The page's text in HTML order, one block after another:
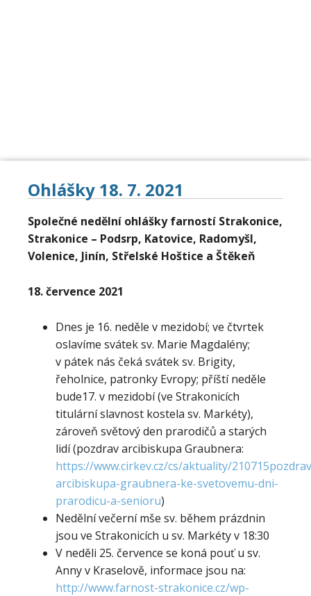
Ohlášky 18. 7. 2021
Společné nedělní ohlášky farností Strakonice,
Strakonice – Podsrp, Katovice, Radomyšl,
Volenice, Jinín, Střelské Hoštice a Štěkeň
18. července 2021
Dnes je 16. neděle v mezidobí; ve čtvrtek
oslavíme svátek sv. Marie Magdalény;
v pátek nás čeká svátek sv. Brigity,
řeholnice, patronky Evropy; příští neděle
bude17. v mezidobí (ve Strakonicích
titulární slavnost kostela sv. Markéty),
zároveň světový den prarodičů a starých
lidí (pozdrav arcibiskupa Graubnera:
https://www.cirkev.cz/cs/aktuality/
arcibiskupa-graubnera-ke-svetovemu-dni-
prarodicu-a-senioru)
Nedělní večerní mše sv. během prázdnin
jsou ve Strakonicích u sv. Markéty v 18:30
V neděli 25. července se koná pouť u sv.
Anny v Kraselově, informace jsou na:
http://www.farnost-strakonice.cz/wp-